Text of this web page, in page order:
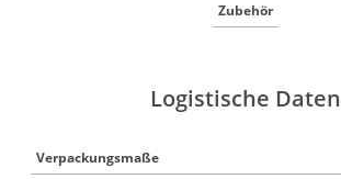
Zubehör
Logistische Daten
Verpackungsmaße